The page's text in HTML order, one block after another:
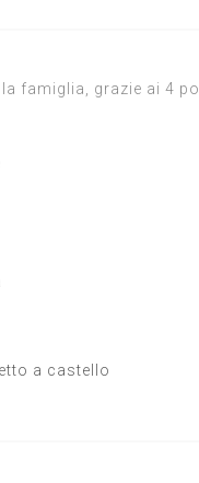
famiglia, grazie ai 4
a castello